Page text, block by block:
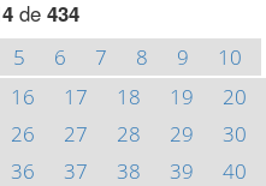
de 434
5 6 7 8 9
10
16 17 18 19
20
26 27 28 29
30
36 37 38 39
40